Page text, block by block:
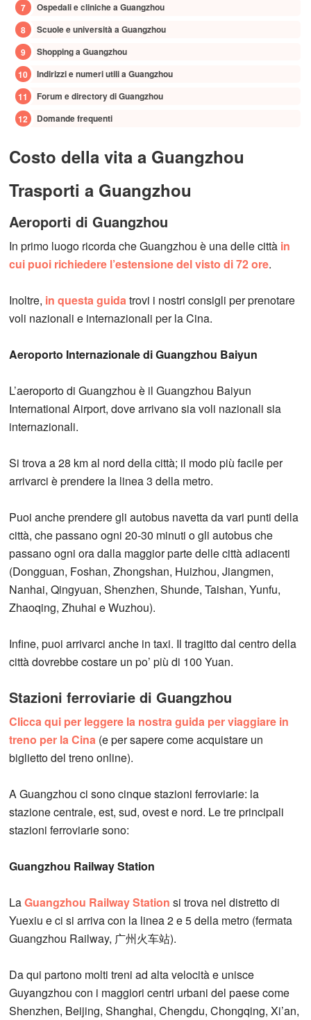
Ospedali e cliniche a Guangzhou
Scuole e università a Guangzhou
Shopping a Guangzhou
Indirizzi e numeri utili a Guangzhou
Forum e directory di Guangzhou
Domande frequenti
Costo della vita a Guangzhou
Trasporti a Guangzhou
Aeroporti di Guangzhou
In primo luogo ricorda che Guangzhou è una delle città in
cui puoi richiedere l’estensione del visto di 72 ore.
Inoltre, in questa guidatrovi i nostri consigli per prenotare
voli nazionali e internazionali per la Cina.
Aeroporto Internazionale di Guangzhou Baiyun
L’aeroporto di Guangzhou è il Guangzhou Baiyun
International Airport, dove arrivano sia voli nazionali sia
internazionali.
Si trova a 28 km al nord della città; il modo più facile per
arrivarci è prendere la linea 3 della metro.
Puoi anche prendere gli autobus navetta da vari punti della
città, che passano ogni 20-30 minuti o gli autobus che
passano ogni ora dalla maggior parte delle città adiacenti
(Dongguan, Foshan, Zhongshan, Huizhou, Jiangmen,
Nanhai, Qingyuan, Shenzhen, Shunde, Taishan, Yunfu,
Zhaoqing, Zhuhai e Wuzhou).
Infine, puoi arrivarci anche in taxi. Il tragitto dal centro della
città dovrebbe costare un po’ più di 100 Yuan.
Stazioni ferroviarie di Guangzhou
Clicca qui per leggere la nostra guida per viaggiare in
treno per la Cina (e per sapere come acquistare un
biglietto del treno online).
A Guangzhou ci sono cinque stazioni ferroviarie: la
stazione centrale, est, sud, ovest e nord. Le tre principali
stazioni ferroviarie sono:
Guangzhou Railway Station
LaGuangzhou Railway Station si trova nel distretto di
Yuexiu e ci si arriva con la linea 2 e 5 della metro (fermata
Guangzhou Railway, 广州火车站).
Da qui partono molti treni ad alta velocità e unisce
Guyangzhou con i maggiori centri urbani del paese come
Shenzhen, Beijing, Shanghai, Chengdu, Chongqing, Xi’an,